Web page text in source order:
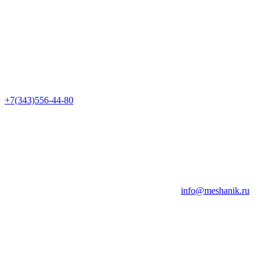
+7(343)556-44-80
info@meshanik.ru